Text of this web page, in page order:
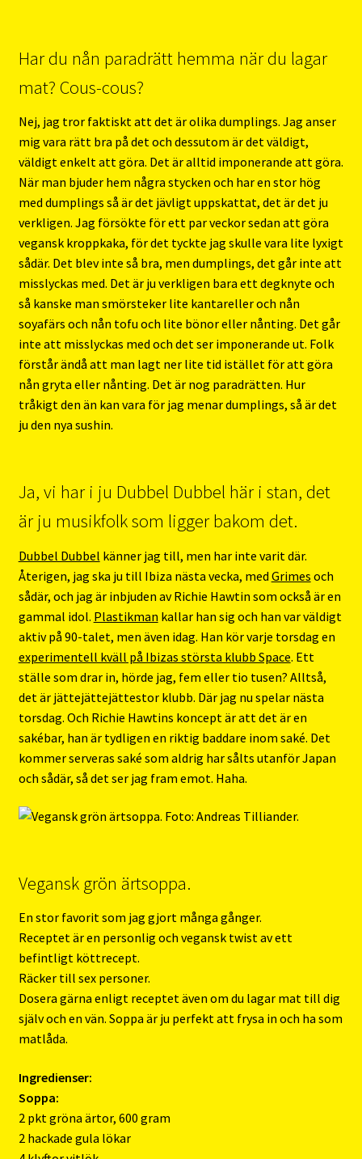
Har du nån paradrätt hemma när du lagar
mat? Cous-cous?
Nej, jag tror faktiskt att det är olika dumplings. Jag anser
mig vara rätt bra på det och dessutom är det väldigt,
väldigt enkelt att göra. Det är alltid imponerande att göra.
När man bjuder hem några stycken och har en stor hög
med dumplings så är det jävligt uppskattat, det är det ju
verkligen. Jag försökte för ett par veckor sedan att göra
vegansk kroppkaka, för det tyckte jag skulle vara lite lyxigt
sådär. Det blev inte så bra, men dumplings, det går inte att
misslyckas med. Det är ju verkligen bara ett degknyte och
så kanske man smörsteker lite kantareller och nån
soyafärs och nån tofu och lite bönor eller nånting. Det går
inte att misslyckas med och det ser imponerande ut. Folk
förstår ändå att man lagt ner lite tid istället för att göra
nån gryta eller nånting. Det är nog paradrätten. Hur
tråkigt den än kan vara för jag menar dumplings, så är det
ju den nya sushin.
Ja, vi har i ju Dubbel Dubbel här i stan, det
är ju musikfolk som ligger bakom det.
Dubbel Dubbel känner jag till, men har inte varit där.
Återigen, jag ska ju till Ibiza nästa vecka, med Grimes och
sådär, och jag är inbjuden av Richie Hawtin som också är en
gammal idol. Plastikman kallar han sig och han var väldigt
aktiv på 90-talet, men även idag. Han kör varje torsdag en
experimentell kväll på Ibizas största klubb Space. Ett
ställe som drar in, hörde jag, fem eller tio tusen? Alltså,
det är jättejättejättestor klubb. Där jag nu spelar nästa
torsdag. Och Richie Hawtins koncept är att det är en
sakébar, han är tydligen en riktig baddare inom saké. Det
kommer serveras saké som aldrig har sålts utanför Japan
och sådär, så det ser jag fram emot. Haha.
Vegansk grön ärtsoppa.
En stor favorit som jag gjort många gånger.
Receptet är en personlig och vegansk twist av ett
befintligt köttrecept.
Räcker till sex personer.
Dosera gärna enligt receptet även om du lagar mat till dig
själv och en vän. Soppa är ju perfekt att frysa in och ha som
matlåda.
Ingredienser:
Soppa:
2 pkt gröna ärtor, 600 gram
2 hackade gula lökar